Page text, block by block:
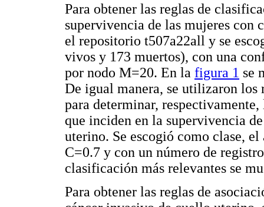
Para obtener las reglas de
supervivencia de las mujeres
el repositorio t507a22all y se
vivos y 173 muertos), con una
por nodo M=20. En la figura 1 se
De igual manera, se utilizaron
para determinar,
que inciden en la supervivencia
uterino. Se escogió como clase,
C=0.7 y con un número de
clasificación más relevantes se
Para obtener las reglas de